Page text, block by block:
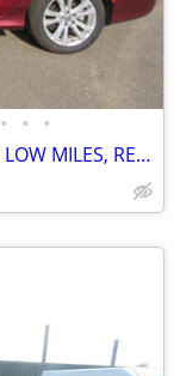
• • •
2015 CHRYSLER 200 LIMITED, 101,6201 LOW MILES, RELIABLE, GREAT RIDE!!!